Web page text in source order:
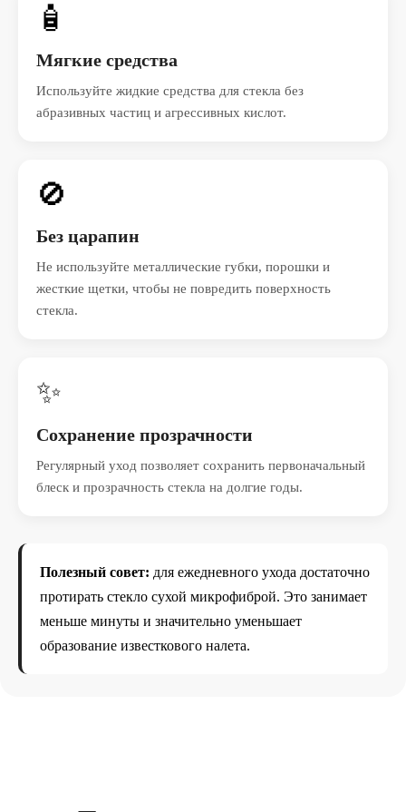
🧴
Мягкие средства
Используйте жидкие средства для стекла без
абразивных частиц и агрессивных кислот.
🚫
Без царапин
Не используйте металлические губки, порошки и
жесткие щетки, чтобы не повредить поверхность
стекла.
✨
Сохранение прозрачности
Регулярный уход позволяет сохранить первоначальный
блеск и прозрачность стекла на долгие годы.
Полезный совет: для ежедневного ухода достаточно
протирать стекло сухой микрофиброй. Это занимает
меньше минуты и значительно уменьшает
образование известкового налета.